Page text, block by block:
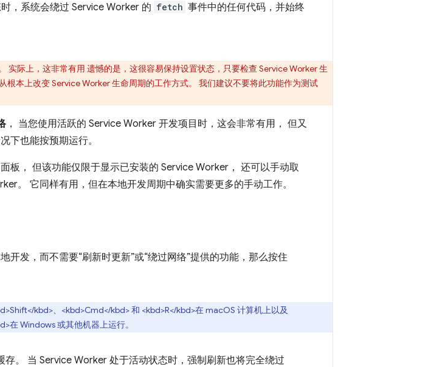
，系统会绕过 Service Worker 的 fetch 事件中的任何代码，并始终
实际上，这非常有用 遗憾的是，这很容易保持设置状态，只要检查 Service Worker 生
根本上改变 Service Worker 生命周期的工作方式。 我们建议不要将此功能作为测试
， 当您使用活跃的 Service Worker 开发项目时，这会非常有用， 但又
下也能按预期运行。
板， 但该功能仅限于显示已安装的 Service Worker， 还可以手动取
。 它同样有用，但在本地开发周期中确实需要更多的手动工作。
开发，而不需要“刷新时更新”或“绕过网络”提供的功能，那么按住
kbd>、<kbd>Cmd</kbd> 和 <kbd>R</kbd>在 macOS 计算机上以及
在 Windows 或其他机器上运行。
。
当 Service Worker 处于活动状态时，强制刷新也将完全绕过